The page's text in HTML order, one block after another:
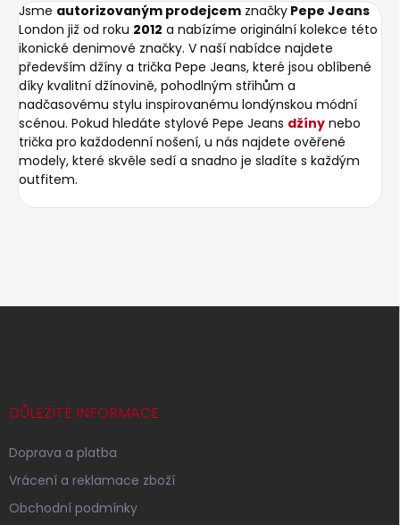
Jsme autorizovaným prodejcem značky Pepe Jeans
London již od roku 2012 a nabízíme originální kolekce této
ikonické denimové značky. V naší nabídce najdete
především džíny a trička Pepe Jeans, které jsou oblíbené
díky kvalitní džínovině, pohodlným střihům a
nadčasovému stylu inspirovanému londýnskou módní
scénou. Pokud hledáte stylové Pepe Jeans džíny nebo
trička pro každodenní nošení, u nás najdete ověřené
modely, které skvěle sedí a snadno je sladíte s každým
outfitem.
Z
DŮLEŽITÉ INFORMACE
Doprava a platba
Vrácení a reklamace zboží
Obchodní podmínky